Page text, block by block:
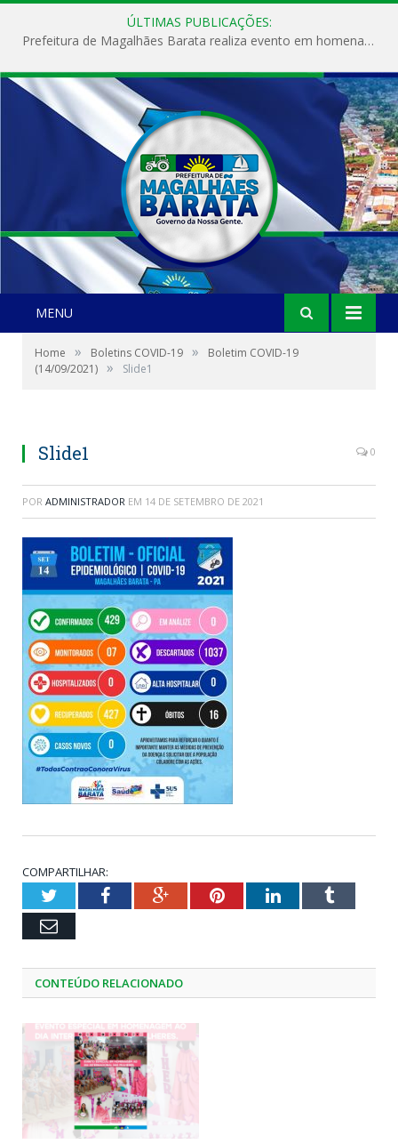
ÚLTIMAS PUBLICAÇÕES:
Prefeitura de Magalhães Barata realiza evento em homenagem ao Dia Internacional da Mulher
MENU
Home » Boletins COVID-19 »
Boletim COVID-19
(14/09/2021) » Slide1
Slide1 0
POR ADMINISTRADOR EM 14 DE SETEMBRO DE 2021
COMPARTILHAR:
TwitterFacebookGoogle+PinterestLinkedInTumblr
Email
CONTEÚDO RELACIONADO